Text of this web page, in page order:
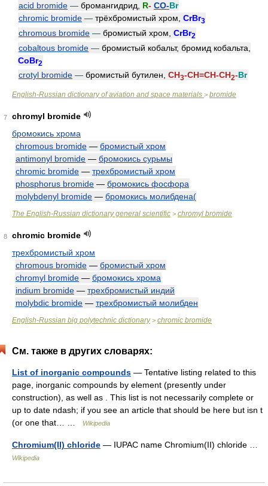
acid bromide — бромангидрид, R- CO-Br
chromic bromide — трёхбромистый хром, CrBr3
chromous bromide — бромистый хром, CrBr2
cobaltous bromide — бромистый кобальт, бромид кобальта,
CoBr2
crotyl bromide — бромистый бутилен, CH3-CH=CH-CH2-Br
English-Russian dictionary of aviation and space materials > bromide
7
chromyl bromide
бромокись хрома
chromous bromide — бромистый хром
antimonyl bromide — бромокись сурьмы
chromic bromide — трехбромистый хром
phosphorus bromide — бромокись фосфора
molybdenyl bromide — бромокись молибдена(
The English-Russian dictionary general scientific > chromyl bromide
8
chromic bromide
трехбромистый хром
chromous bromide — бромистый хром
chromyl bromide — бромокись хрома
indium bromide — трехбромистый индий
molybdic bromide — трехбромистый молибден
English-Russian big polytechnic dictionary> chromic bromide
См. также в других словарях:
List of inorganic compounds — Tentative listing related to this
page, inorganic compounds by element (presently under
construction), as well as . This list is not necessarily complete or
up to date ndash; if you see an article that should be here but isn t
(or one that… …
Wikipedia
Chromium(II) chloride — IUPAC name Chromium(II) chloride …
Wikipedia